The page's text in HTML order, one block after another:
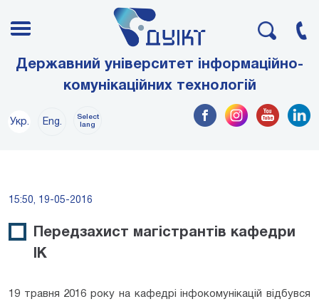
Державний університет інформаційно-
комунікаційних технологій
Укр. Eng.
Select
lang
15:50, 19-05-2016
Передзахист магістрантів кафедри
ІК
19 травня 2016 року на кафедрі інфокомунікацій відбувся